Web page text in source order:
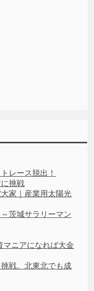
レース脱出！
挑戦
家｜産業用太陽光
茨城サラリーマン
マニアになれば大金
戦。北東北でも成